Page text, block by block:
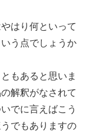
はり何といって
う点でしょうか
もあると思いま
解釈がなされて
でに言えばこう
でもありますの